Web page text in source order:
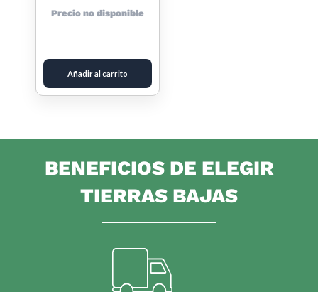
Precio no disponible
Añadir al carrito
BENEFICIOS DE ELEGIR
TIERRAS BAJAS